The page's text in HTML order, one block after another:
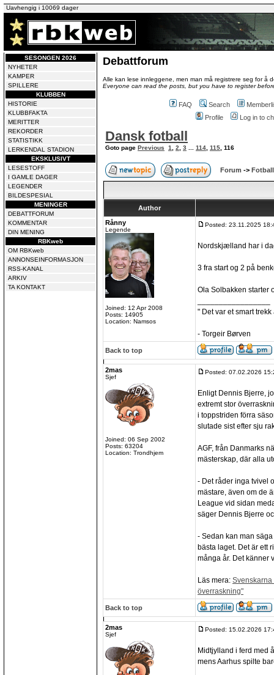
Uavhengig i 10069 dager
SESONGEN 2026
NYHETER
KAMPER
SPILLERE
KLUBBEN
HISTORIE
KLUBBFAKTA
MERITTER
REKORDER
STATISTIKK
LERKENDAL STADION
EKSKLUSIVT
LESESTOFF
I GAMLE DAGER
LEGENDER
BILDESPESIAL
MENINGER
DEBATTFORUM
KOMMENTAR
DIN MENING
RBKweb
OM RBKweb
ANNONSEINFORMASJON
RSS-KANAL
ARKIV
TA KONTAKT
Debattforum
Alle kan lese innleggene, men man må registrere seg for å
Everyone can read the posts, but you have to register
FAQ Search
Profile
Log in to
Dansk fotball
Goto page Previous 1 2 3 114 115 116
Forum ->
Author
Rånny
Legende
Joined: 12 Apr 2008
Posts: 14905
Location: Namsos
Posted: 23.11.2025
Nordskjælland har i
3 fra start og 2 på
Ola Solbakken starter
" Det var et smart
- Torgeir Børven
Back to top
2mas
Sjef
Joined: 06 Sep 2002
Posts: 63204
Location: Trondhjem
Posted: 07.02.2026
Enligt Dennis Bjerre,
extremt stor
i toppstriden förra
slutade sist efter sju
AGF, från Danmarks
mästerskap, där alla
- Det råder inga tvivel
mästare, även om de
League vid sidan
säger Dennis Bjerre
- Sedan kan man
bästa laget. Det är ett
många år. Det känner
Läs mera: Svenskarna
överraskning"
Back to top
2mas
Sjef
Posted: 15.02.2026
Midtjylland i ferd med
mens Aarhus spilte